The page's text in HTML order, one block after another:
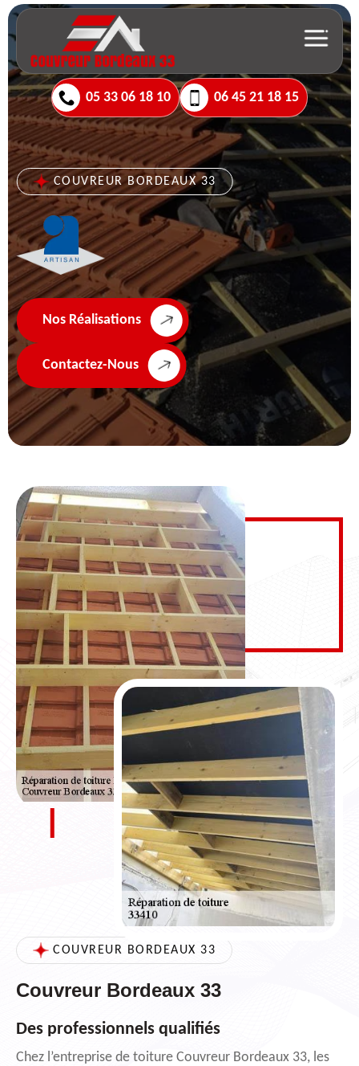
05 33 06 18 10 06 45 21 18 15
COUVREUR BORDEAUX 33
Nos Réalisations
Contactez-Nous
COUVREUR BORDEAUX 33
Couvreur Bordeaux 33
Des professionnels qualifiés
Chez l’entreprise de toiture Couvreur Bordeaux 33, les